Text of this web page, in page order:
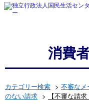
消費
カテゴリー検索 > 不審なメ
のない請求 > 【不審な請